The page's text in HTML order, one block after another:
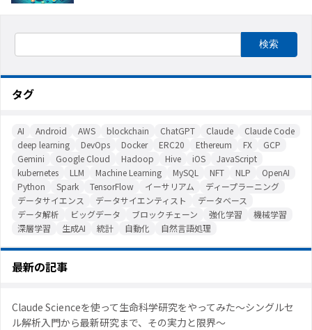
タグ
AI Android AWS blockchain ChatGPT Claude
Claude Code
deep learning
DevOps Docker ERC20 Ethereum FX
GCP
Gemini
Google Cloud Hadoop Hive iOS
JavaScript
kubernetes
LLM Machine Learning MySQL NFT NLP
OpenAI
Python
Spark TensorFlow イーサリアム
ディープラーニング
データサイエンス
データサイエンティスト
データベース
データ解析
ビッグデータ ブロックチェーン 強化学習
機械学習
深層学習
生成AI 統計 自動化 自然言語処理
最新の記事
Claude Scienceを使って生命科学研究をやってみた〜シングルセ
ル解析入門から最新研究まで、その実力と限界〜